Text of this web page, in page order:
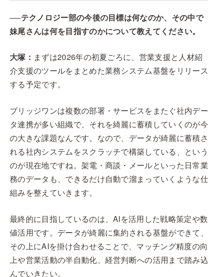
──テクノロジー部の今後の目標は何なのか、その中で
妹尾さんは何を目指すのかについて教えてください。
大塚： まずは2026年の初夏ごろに、営業支援と人材紹
介支援のツールをまとめた業務システム基盤をリリース
する予定です。
ブリッジワンは複数の部署・サービスをまたぐ社内デー
タ連携が多い組織で、それを綺麗に蓄積していくのが今
の大きな課題なんです。なので、データが綺麗に蓄積さ
れる社内システムをスクラッチで構築している、という
のが現在地ですね。架電・商談・メールといった日常業
務のデータも、できるだけ自動で溜まっていくような仕
組みを整えていきます。
最終的に目指しているのは、AIを活用した戦略策定や数
値活用です。データが綺麗に集約される基盤ができて、
その上にAIを掛け合わせることで、マッチング精度の向
上や営業活動の半自動化、経営判断への活用まで踏み込
んでいきたい。